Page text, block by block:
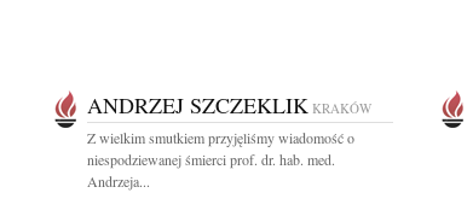
ANDRZEJ SZCZEKLIK KRAKÓW
Z wielkim smutkiem przyjęliśmy wiadomość o
niespodziewanej śmierci prof. dr. hab. med.
Andrzeja...